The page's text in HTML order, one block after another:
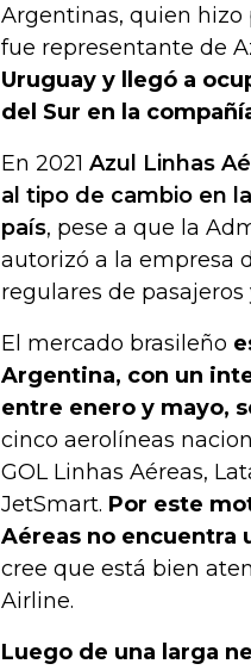
Argentinas, quien hizo
fue representante de
Uruguay y llegó a
del Sur en la
En 2021 Azul Linhas
al tipo de cambio en
país, pese a que la
autorizó a la empresa
regulares de
El mercado brasileño
Argentina, con un
entre enero y mayo,
cinco aerolíneas
GOL Linhas Aéreas,
JetSmart. Por este
Aéreas no encuentra
cree que está bien
Airline.
Luego de una larga